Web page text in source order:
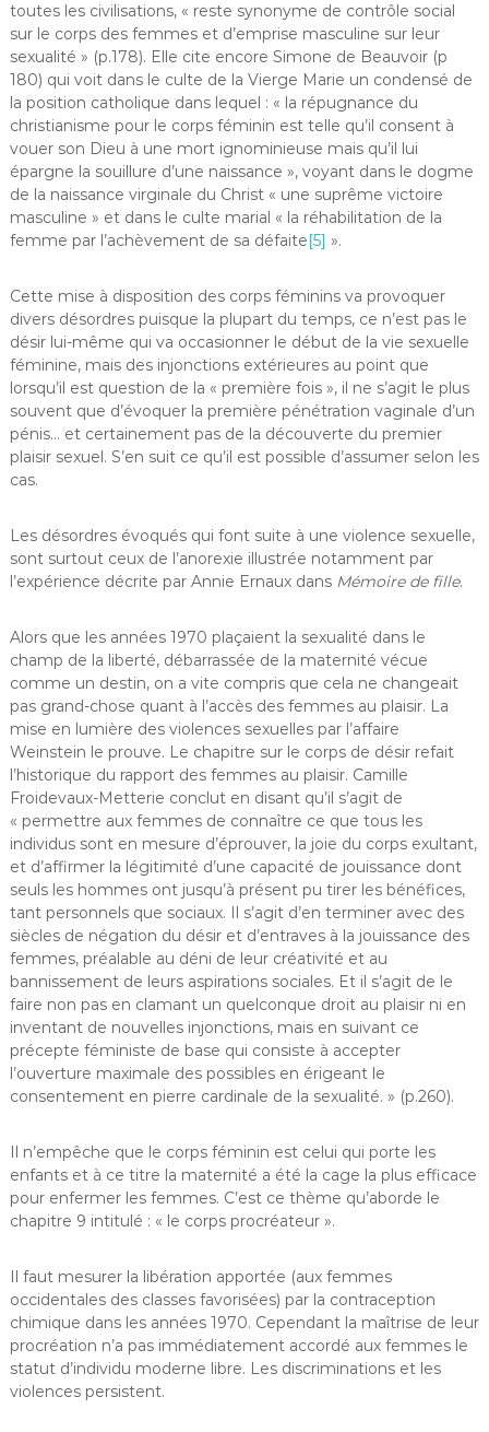
toutes les civilisations, « reste synonyme de contrôle social
sur le corps des femmes et d’emprise masculine sur leur
sexualité » (p.178). Elle cite encore Simone de Beauvoir (p
180) qui voit dans le culte de la Vierge Marie un condensé de
la position catholique dans lequel : « la répugnance du
christianisme pour le corps féminin est telle qu’il consent à
vouer son Dieu à une mort ignominieuse mais qu’il lui
épargne la souillure d’une naissance », voyant dans le dogme
de la naissance virginale du Christ « une suprême victoire
masculine » et dans le culte marial « la réhabilitation de la
femme par l’achèvement de sa défaite[5] ».
Cette mise à disposition des corps féminins va provoquer
divers désordres puisque la plupart du temps, ce n’est pas le
désir lui-même qui va occasionner le début de la vie sexuelle
féminine, mais des injonctions extérieures au point que
lorsqu’il est question de la « première fois », il ne s’agit le plus
souvent que d’évoquer la première pénétration vaginale d’un
pénis… et certainement pas de la découverte du premier
plaisir sexuel. S’en suit ce qu’il est possible d’assumer selon les
cas.
Les désordres évoqués qui font suite à une violence sexuelle,
sont surtout ceux de l’anorexie illustrée notamment par
l’expérience décrite par Annie Ernaux dans Mémoire de fille.
Alors que les années 1970 plaçaient la sexualité dans le
champ de la liberté, débarrassée de la maternité vécue
comme un destin, on a vite compris que cela ne changeait
pas grand-chose quant à l’accès des femmes au plaisir. La
mise en lumière des violences sexuelles par l’affaire
Weinstein le prouve. Le chapitre sur le corps de désir refait
l’historique du rapport des femmes au plaisir. Camille
Froidevaux-Metterie conclut en disant qu’il s’agit de
« permettre aux femmes de connaître ce que tous les
individus sont en mesure d’éprouver, la joie du corps exultant,
et d’affirmer la légitimité d’une capacité de jouissance dont
seuls les hommes ont jusqu’à présent pu tirer les bénéfices,
tant personnels que sociaux. Il s’agit d’en terminer avec des
siècles de négation du désir et d’entraves à la jouissance des
femmes, préalable au déni de leur créativité et au
bannissement de leurs aspirations sociales. Et il s’agit de le
faire non pas en clamant un quelconque droit au plaisir ni en
inventant de nouvelles injonctions, mais en suivant ce
précepte féministe de base qui consiste à accepter
l’ouverture maximale des possibles en érigeant le
consentement en pierre cardinale de la sexualité. » (p.260).
Il n’empêche que le corps féminin est celui qui porte les
enfants et à ce titre la maternité a été la cage la plus efficace
pour enfermer les femmes. C’est ce thème qu’aborde le
chapitre 9 intitulé : « le corps procréateur ».
Il faut mesurer la libération apportée (aux femmes
occidentales des classes favorisées) par la contraception
chimique dans les années 1970. Cependant la maîtrise de leur
procréation n’a pas immédiatement accordé aux femmes le
statut d’individu moderne libre. Les discriminations et les
violences persistent.